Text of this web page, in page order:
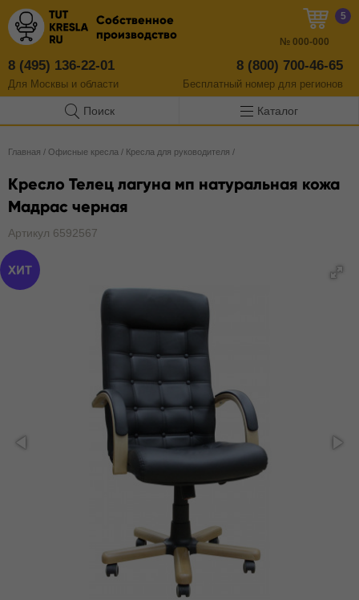
Собственное
производство
8 (495) 136-22-01
Для Москвы и области
8 (800) 700-46-65
Бесплатный номер для регионов
5
№ 000-000
Поиск Каталог
Главная / Офисные кресла / Кресла для руководителя /
Кресло Телец лагуна мп натуральная кожа
Мадрас черная
Артикул 6592567